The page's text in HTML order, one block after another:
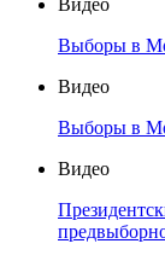
Видео
Выборы в
Видео
Выборы в
Видео